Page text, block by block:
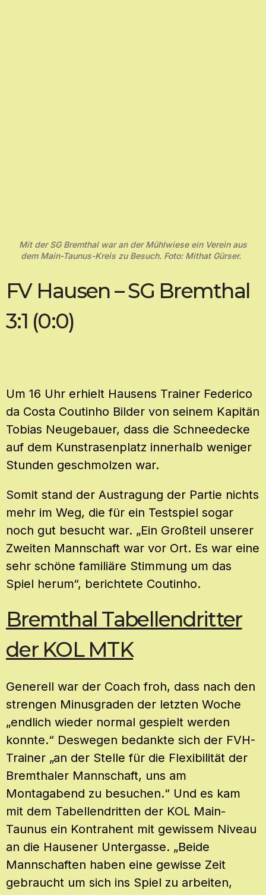
Mit der SG Bremthal war an der Mühlwiese ein Verein aus
dem Main-Taunus-Kreis zu Besuch. Foto: Mithat Gürser.
FV Hausen – SG Bremthal
3:1 (0:0)
Um 16 Uhr erhielt Hausens Trainer Federico
da Costa Coutinho Bilder von seinem Kapitän
Tobias Neugebauer, dass die Schneedecke
auf dem Kunstrasenplatz innerhalb weniger
Stunden geschmolzen war.
Somit stand der Austragung der Partie nichts
mehr im Weg, die für ein Testspiel sogar
noch gut besucht war. „Ein Großteil unserer
Zweiten Mannschaft war vor Ort. Es war eine
sehr schöne familiäre Stimmung um das
Spiel herum“, berichtete Coutinho.
Bremthal Tabellendritter
der KOL MTK
Generell war der Coach froh, dass nach den
strengen Minusgraden der letzten Woche
„endlich wieder normal gespielt werden
konnte.“ Deswegen bedankte sich der FVH-
Trainer „an der Stelle für die Flexibilität der
Bremthaler Mannschaft, uns am
Montagabend zu besuchen.“ Und es kam
mit dem Tabellendritten der KOL Main-
Taunus ein Kontrahent mit gewissem Niveau
an die Hausener Untergasse. „Beide
Mannschaften haben eine gewisse Zeit
gebraucht um sich ins Spiel zu arbeiten,